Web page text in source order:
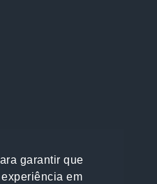
garantir que
em